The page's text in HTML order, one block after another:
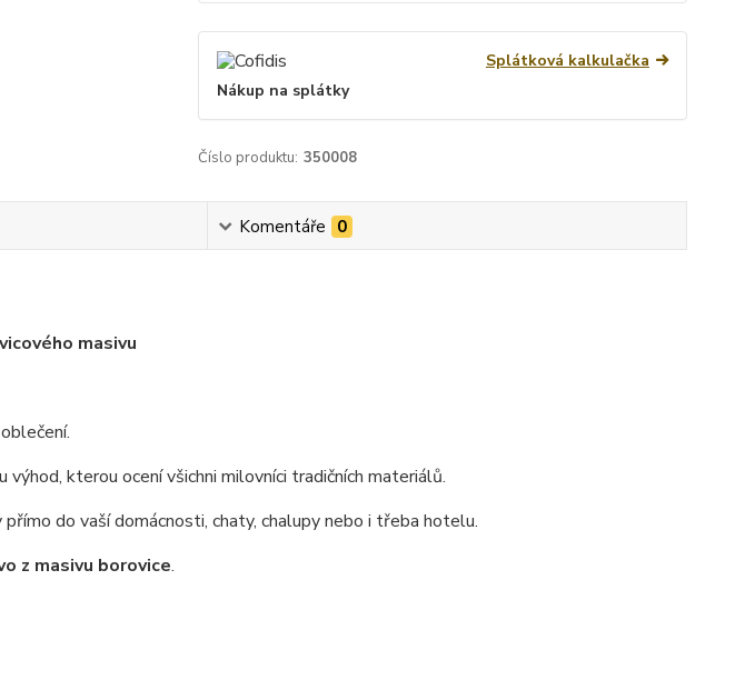
Splátková kalkulačka
Nákup na splátky
Číslo produktu: 350008
Komentáře 0
masivu
kterou ocení všichni milovníci tradičních materiálů.
do vaší domácnosti, chaty, chalupy nebo i třeba hotelu.
z masivu borovice.